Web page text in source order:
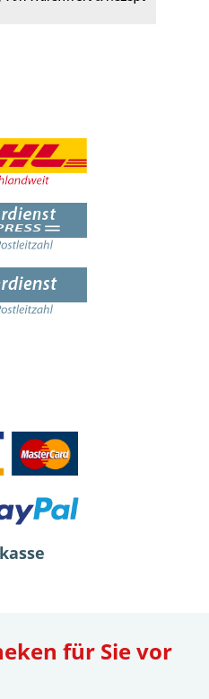
für Sie vor